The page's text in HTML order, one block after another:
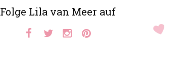
Folge Lila van Meer auf